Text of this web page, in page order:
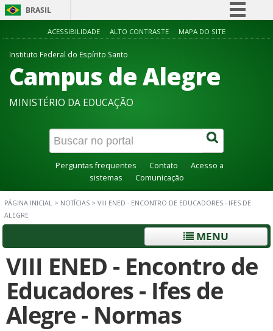
BRASIL
Simplifique!
Acesso à informação
Canais
ACESSIBILIDADE ALTO CONTRASTE MAPA DO SITE
Instituto Federal do Espírito Santo
Campus de Alegre
MINISTÉRIO DA EDUCAÇÃO
Perguntas frequentes Contato
Acesso a
sistemas
Comunicação
PÁGINA INICIAL > NOTÍCIAS > VIII ENED - ENCONTRO DE EDUCADORES - IFES DE
ALEGRE
MENU
VIII ENED - Encontro de
Educadores - Ifes de
Alegre - Normas